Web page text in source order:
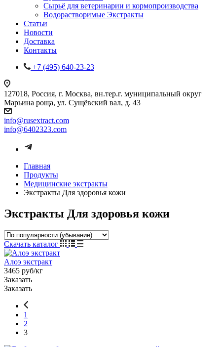
Сырьё для ветеринарии и кормопроизводства
Водорастворимые Экстракты
Статьи
Новости
Доставка
Контакты
+7 (495) 640-23-23
127018, Россия, г. Москва, вн.тер.г. муниципальный округ
Марьина роща, ул. Сущёвский вал, д. 43
info@rusextract.com
info@6402323.com
Главная
Продукты
Медицинские экстракты
Экстракты Для здоровья кожи
Экстракты Для здоровья кожи
Скачать каталог
Алоэ экстракт
3465 руб/кг
Заказать
Заказать
1
2
3